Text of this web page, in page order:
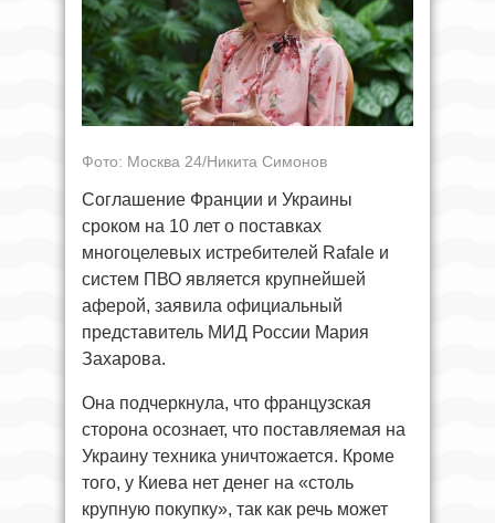
Фото: Москва 24/Никита Симонов
Соглашение Франции и Украины
сроком на 10 лет о поставках
многоцелевых истребителей Rafale и
систем ПВО является крупнейшей
аферой, заявила официальный
представитель МИД России Мария
Захарова.
Она подчеркнула, что французская
сторона осознает, что поставляемая на
Украину техника уничтожается. Кроме
того, у Киева нет денег на «столь
крупную покупку», так как речь может